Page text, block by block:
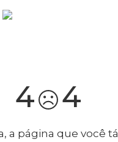
OFF pra comemorar com a gente
4 4
a página que você tá